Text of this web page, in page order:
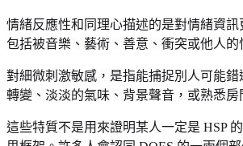
情緒反應性和同理心描述的是對情緒資
包括被音樂、藝術、善意、衝突或他人的
對細微刺激敏感，是指能捕捉別人可能
轉變、淡淡的氣味、背景聲音，或熟悉房
這些特質不是用來證明某人一定是 HSP